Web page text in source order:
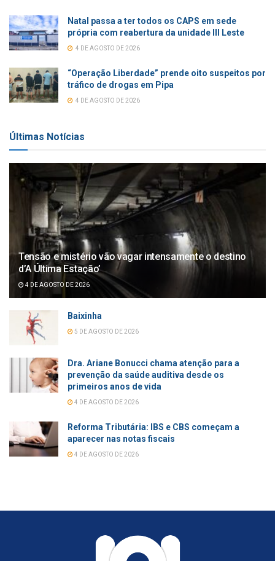
Natal passa a ter todos os CAPS em sede
própria com reabertura da unidade III Leste
4 DE AGOSTO DE 2026
“Operação Liberdade” prende oito suspeitos por
tráfico de drogas em Pipa
4 DE AGOSTO DE 2026
Últimas Notícias
Tensão e mistério vão vagar intensamente o destino
d’A Última Estação’
4 DE AGOSTO DE 2026
Baixinha
5 DE AGOSTO DE 2026
Dra. Ariane Bonucci chama atenção para a
prevenção da saúde auditiva desde os
primeiros anos de vida
4 DE AGOSTO DE 2026
Reforma Tributária: IBS e CBS começam a
aparecer nas notas fiscais
4 DE AGOSTO DE 2026